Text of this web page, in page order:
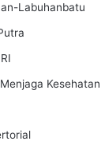
Labuhanbatu
Kesehatan